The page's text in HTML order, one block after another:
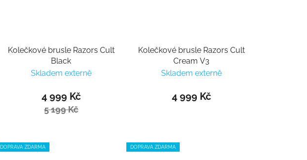
Kolečkové brusle Razors Cult
Black
Skladem externě
4 999 Kč
5 199 Kč
Kolečkové brusle Razors Cult
Cream V3
Skladem externě
4 999 Kč
DOPRAVA ZDARMA DOPRAVA ZDARMA